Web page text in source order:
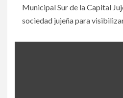
Municipal Sur de la Capital
sociedad jujeña para